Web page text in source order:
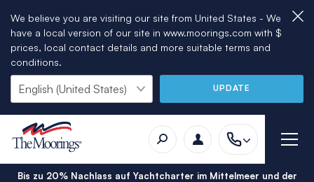
We believe you are visiting our site from United States - We
have a local version of our site in www.moorings.com with $
prices, local contact details and more suitable terms and
conditions.
UPDATE
Bis zu 20% Nachlass auf Yachtcharter im Mittelmeer und der